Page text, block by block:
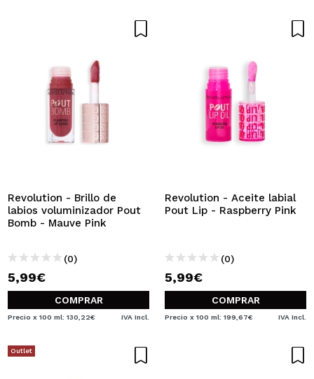
Revolution - Brillo de
labios voluminizador Pout
Bomb - Mauve Pink
(0)
5,99€
COMPRAR
Precio x 100 ml: 130,22€ IVA Incl.
Revolution - Aceite labial
Pout Lip - Raspberry Pink
(0)
5,99€
COMPRAR
Precio x 100 ml: 199,67€ IVA Incl.
Outlet